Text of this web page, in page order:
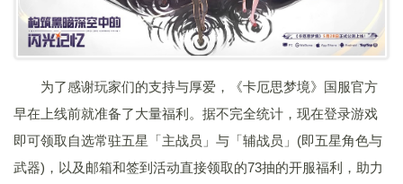
为了感谢玩家们的支持与厚爱，《卡厄思梦境》国服官方
早在上线前就准备了大量福利。据不完全统计，现在登录游戏
即可领取自选常驻五星「主战员」与「辅战员」(即五星角色与
武器)，以及邮箱和签到活动直接领取的73抽的开服福利，助力